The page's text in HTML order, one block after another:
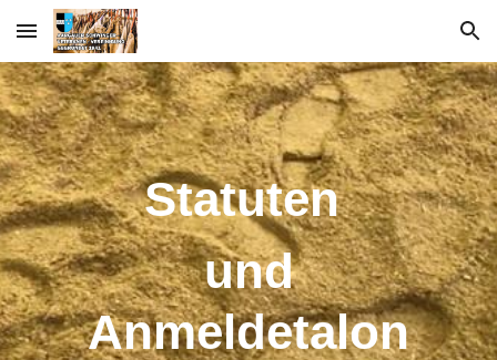
Skip to main content Skip to navigation
Statuten
und
Anmeldetalon